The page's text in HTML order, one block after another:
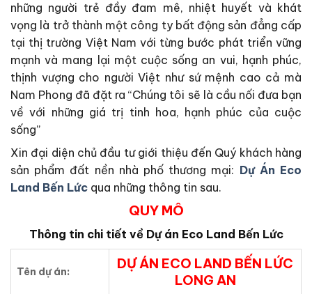
những người trẻ đầy đam mê, nhiệt huyết và khát
vọng là trở thành một công ty bất động sản đẳng cấp
tại thị trường Việt Nam với từng bước phát triển vững
mạnh và mang lại một cuộc sống an vui, hạnh phúc,
thịnh vượng cho người Việt như sứ mệnh cao cả mà
Nam Phong đã đặt ra “Chúng tôi sẽ là cầu nối đưa bạn
về với những giá trị tinh hoa, hạnh phúc của cuộc
sống”
Xin đại diện chủ đầu tư giới thiệu đến Quý khách hàng
sản phẩm đất nền nhà phố thương mại: Dự Án Eco
Land Bến Lức qua những thông tin sau.
QUY MÔ
Thông tin chi tiết về Dự án Eco Land Bến Lức
Tên dự án:
DỰ ÁN ECO LAND BẾN LỨC
LONG AN